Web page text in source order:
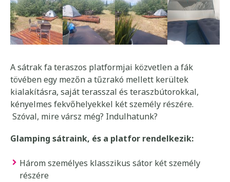
A sátrak fa teraszos platformjai közvetlen a fák
tövében egy mezőn a tűzrakó mellett kerültek
kialakításra, saját terasszal és teraszbútorokkal,
kényelmes fekvőhelyekkel két személy részére.
Szóval, mire vársz még? Indulhatunk?
Glamping sátraink, és a platfor rendelkezik:
Három személyes klasszikus sátor két személy
részére